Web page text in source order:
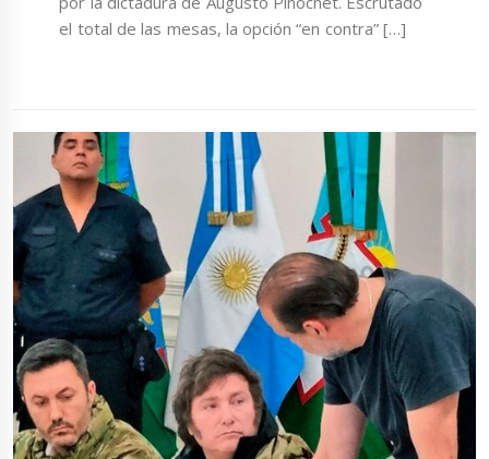
el total de las mesas, la opción “en contra” […]